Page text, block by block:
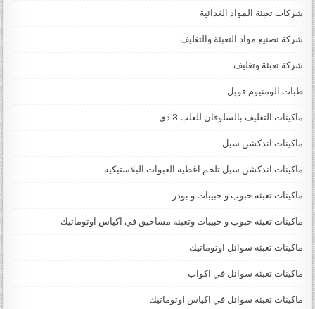
شركات تعبئة المواد الغذائية
شركة تصنيع مواد التعبئة والتغليف
شركة تعبئة وتغليف
طبات الومنيوم فويل
ماكينات التغليف بالسلوفان للعلب 3 دي
ماكينات اندكشن سيل
ماكينات اندكشن سيل تلحم اغطية العبوات البلاستيكية
ماكينات تعبئة حبوب و حبيبات و بودر
ماكينات تعبئة حبوب و حبيبات وتعبئة مساحيق في اكياس اوتوماتيك
ماكينات تعبئة سوائل اوتوماتيك
ماكينات تعبئة سوائل في اكواب
ماكينات تعبئة سوائل في اكياس اوتوماتيك